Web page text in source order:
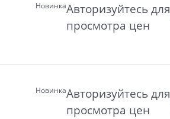
НовинкаАвторизуйтесь для
просмотра цен
НовинкаАвторизуйтесь для
просмотра цен